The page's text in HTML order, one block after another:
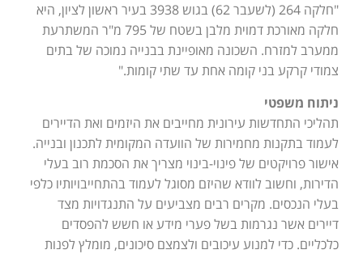
"חלקה 264 (לשעבר 62) בגוש 3938 בעיר ראשון לציון, היא
חלקה מאורכת דמוית מלבן בשטח של 795 מ"ר המשתרעת
ממערב למזרח. השכונה מאופיינת בבנייה נמוכה של בתים
צמודי קרקע בני קומה אחת עד שתי קומות."
ניתוח משפטי
תהליכי התחדשות עירונית מחייבים את היזמים ואת הדיירים
לעמוד בתקנות מחמירות של הוועדה המקומית לתכנון ובנייה.
אישור פרויקטים של פינוי-בינוי מצריך את הסכמת רוב בעלי
הדירות, וחשוב לוודא שהיזם מסוגל לעמוד בהתחייבויותיו כלפי
בעלי הנכסים. מקרים רבים מצביעים על התנגדויות מצד
דיירים אשר נגרמות בשל פערי מידע או חשש להפסדים
כלכליים. כדי למנוע עיכובים ולצמצם סיכונים, מומלץ לפנות